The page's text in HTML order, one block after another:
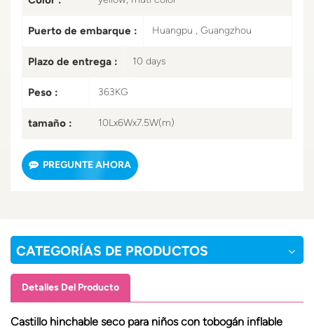
Puerto de embarque : Huangpu , Guangzhou
Plazo de entrega : 10 days
Peso : 363KG
tamaño : 10Lx6Wx7.5W(m)
PREGUNTE AHORA
CATEGORÍAS DE PRODUCTOS
Detalles Del Producto
Castillo hinchable seco para niños con tobogán inflable